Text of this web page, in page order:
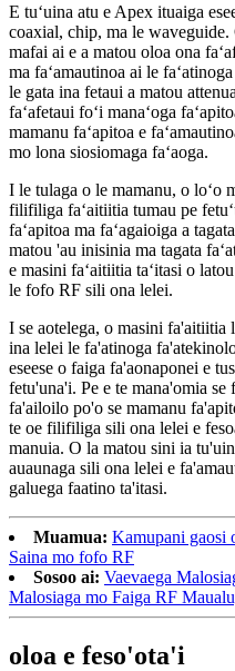
E tuʻuina atu e Apex ituaiga
coaxial, chip, ma le waveguide.
mafai ai e a matou oloa ona
ma faʻamautinoa ai le
le gata ina fetaui a matou
faʻafetaui foʻi manaʻoga
mamanu faʻapitoa e
mo lona siosiomaga faʻaoga.
I le tulaga o le mamanu, o loʻo
filifiliga faʻaitiitia tumau pe
faʻapitoa ma faʻagaioiga a
matou 'au inisinia ma tagata
e masini faʻaitiitia taʻitasi o
le fofo RF sili ona lelei.
I se aotelega, o masini fa'aitiitia
ina lelei le fa'atinoga
eseese o faiga fa'aonaponei e
fetu'una'i. Pe e te mana'omia
fa'ailoilo po'o se mamanu
te oe filifiliga sili ona lelei e
manuia. O la matou sini ia
auaunaga sili ona lelei e
galuega faatino ta'itasi.
Muamua: Kamupani gaosi
Saina mo fofo RF
Sosoo ai: Vaevaega
Malosiaga mo Faiga RF
oloa e feso'ota'i